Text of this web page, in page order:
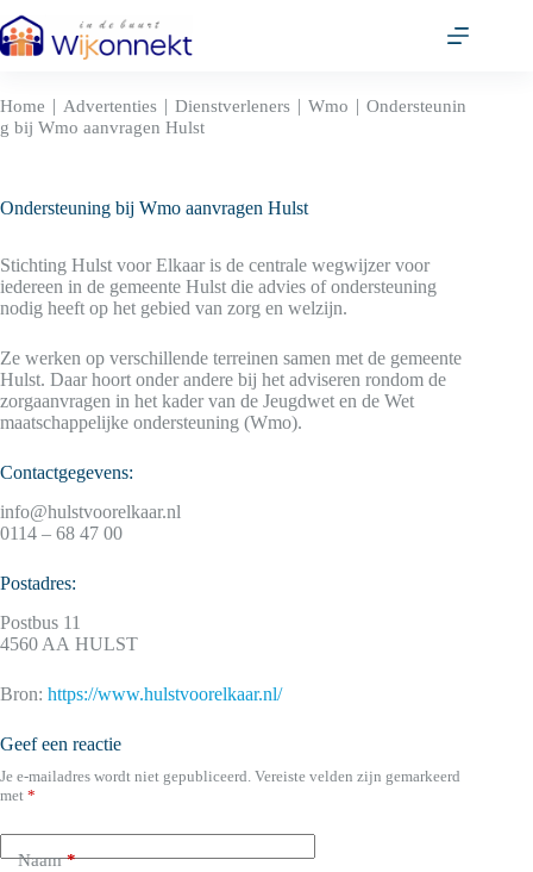
naar
de
Home | Advertenties | Dienstverleners | Wmo | Ondersteunin
g bij Wmo aanvragen Hulst
Ondersteuning bij Wmo aanvragen Hulst
Stichting Hulst voor Elkaar is de centrale wegwijzer voor
iedereen in de gemeente Hulst die advies of ondersteuning
nodig heeft op het gebied van zorg en welzijn.
Ze werken op verschillende terreinen samen met de gemeente
Hulst. Daar hoort onder andere bij het adviseren rondom de
zorgaanvragen in het kader van de Jeugdwet en de Wet
maatschappelijke ondersteuning (Wmo).
Contactgegevens:
info@hulstvoorelkaar.nl
0114 – 68 47 00
Postadres:
Postbus 11
4560 AA HULST
Bron: https://www.hulstvoorelkaar.nl/
Geef een reactie
Je e-mailadres wordt niet gepubliceerd. Vereiste velden zijn gemarkeerd
met *
Naam*